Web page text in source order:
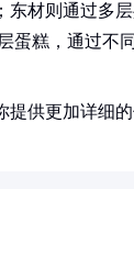
材则通过多
蛋糕，通过不
提供更加详细